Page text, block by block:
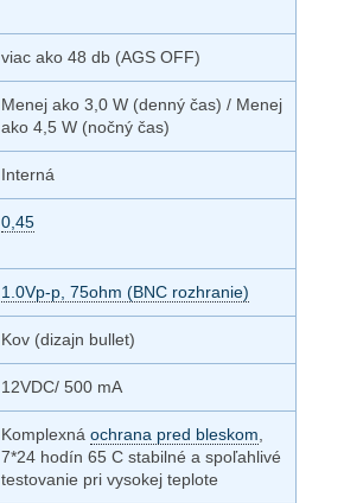
viac ako 48 db (AGS OFF)
Menej ako 3,0 W (denný čas) / Menej
ako 4,5 W (nočný čas)
Interná
0,45
1.0Vp-p, 75ohm (BNC rozhranie)
Kov (dizajn bullet)
12VDC/ 500 mA
Komplexná ochrana pred bleskom,
7*24 hodín 65 C stabilné a spoľahlivé
testovanie pri vysokej teplote